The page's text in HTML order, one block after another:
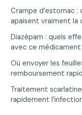
Crampe d’estomac
apaisent vraiment la
Diazépam : quels
avec ce médicament
Où envoyer les
remboursement
Traitement
rapidement